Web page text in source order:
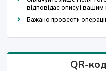
відповідає опису і
Бажано провести
QR-